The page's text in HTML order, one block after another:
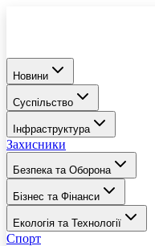
Новини
Суспільство
Інфраструктура
Захисники
Безпека та Оборона
Бізнес та Фінанси
Екологія та Технології
Спорт